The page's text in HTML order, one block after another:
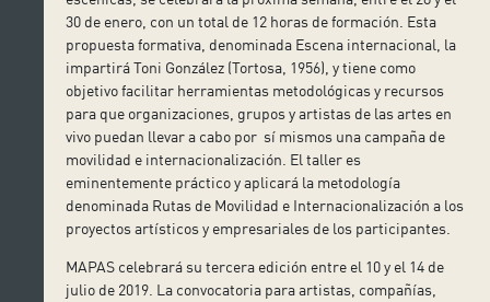
30 de enero, con un total de 12 horas de formación. Esta
propuesta formativa, denominada Escena internacional, la
impartirá Toni González (Tortosa, 1956), y tiene como
objetivo facilitar herramientas metodológicas y recursos
para que organizaciones, grupos y artistas de las artes en
vivo puedan llevar a cabo por sí mismos una campaña de
movilidad e internacionalización. El taller es
eminentemente práctico y aplicará la metodología
denominada Rutas de Movilidad e Internacionalización a los
proyectos artísticos y empresariales de los participantes.
MAPAS celebrará su tercera edición entre el 10 y el 14 de
julio de 2019. La convocatoria para artistas, compañías,